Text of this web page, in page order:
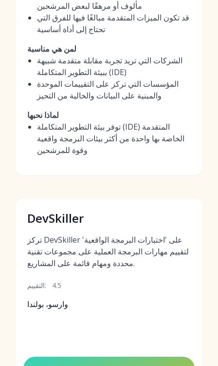
مألوف أو مرهقًا لبعض المرشحين
قد تكون الميزات المتقدمة مبالغًا فيها للفرق التي
تحتاج إلى أداة أساسية
لمن هي مناسبة
الشركات التي تريد تجربة مقابلة متقدمة شبيهة
ببيئة التطوير المتكاملة (IDE)
المؤسسات التي تركز على التقييمات الموحدة
والمبنية على البيانات والخالية من التحيز
لماذا نحبها
توفر بيئة التطوير المتكاملة (IDE) المتقدمة
الخاصة بها واحدة من أكثر بيئات البرمجة واقعية
وقوة للمرشحين
DevSkiller
تركز DevSkiller على 'اختبارات البرمجة الواقعية'
لتقييم مهارات البرمجة العملية على مجموعات تقنية
محددة ومهام قائمة على المشاريع.
التقييم: 4.5
وارسو، بولندا